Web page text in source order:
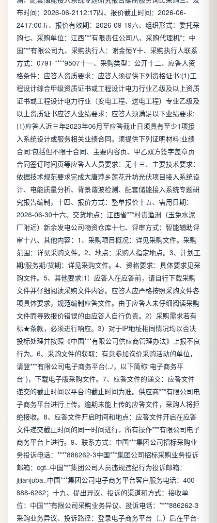
布时间：2026-06-2112:17四、报价截止时间：2026-06-
2417:00五、报价有效期：2026-09-19六、组织形式：委托采
购七、采购单位：江西***有限责任公司八、采购代理机*：中
国***有限公司九、采购执行人：谢金恒Y十、采购执行人联系
方式：0791-****9507十一、采购类型：公开十二、应答人资
格条件：应答人资质要求：应答人须提供下列资格证书:(1)工
程设计综合甲级资质证书或工程设计电力行业乙级及以上资质
证书或工程设计电力行业（变电工程、送电工程）专业乙级及
以上资质证书应答人业绩要求：应答人须满足以下业绩要求:
(1)应答人近三年2023年06月至应答截止日须具有至少1项接
入系统设计或服务相关业绩合同。须提供下列证明材料:业绩
合同:包括但不限于合同、主要内容页、甲乙双方签字盖章页
合同签订时间页等应答人人员要求：无十三、主要技术要求：
依据技术规范要求完成大唐萍乡莲花升坊光伏项目接入系统设
计、电能质量分析、背景谐波检测、配套储能接入系统专题研
究报告编制，十四、报价方式：整单报价十五、需用日期：
2026-06-30十六、交货地点：江西省***村贵渔洲（玉兔水泥
厂附近）新余发电公司物资仓库十七、评审方式：智能辅助评
审十八、其他内容：1、采购项目概况：详见采购文件。采购
范围：详见采购文件。2、地点：采购人指定地点。3、计划工
期/服务期/货期：详见采购文件。4、资格要求：具体要求见采
购文件。5、其他要求:1）应答人在应答前，请自行下载采购
文件并仔细阅读采购文件内容。应答人应严格按照采购文件各
项具体要求，规范编制应答文件。由于应答人未仔细阅读采购
文件而导致报价错误的由应答人自行负责。2）采购需求若有
标★条款，必须进行响应。3）对于IP地址相同情况均以否决
投标处理并按照《中国***有限公司供应商管理办法》上报不良
行为。6、采购文件的获取：有意参加询价采购活动的单位，
请登***有限公司电子商务平台(../，以下简称“电子商务平
台”)，下载电子版采购文件。7、应答文件的递交：应答文件
递交的截止时间以平台的截止时间为准。供应商***有限公司电
子商务平台进行上传。逾期未能上传的应答文件，采购人将拒
绝接收。8、应答文件开启时间和地点：应答文件开启在应答
文件递交截止时间的同一时间进行，所有操作***有限公司电子
商务平台上进行。9、联系方式：中国***集团公司招标采购业
务投诉电话：****886262-3中国***集团公司招标采购业务投诉
邮箱：cgt..中国***集团公司人员违规违纪行为投诉邮箱：
jijianjuba..中国***集团公司电子商务平台客户服务电话：400-
888-6262；十九、提出异议、投诉的渠道和方式：接收单
位：中国***有限公司采购业务异议、投诉电话：****886262-3
采购业务异议、投诉路径：登录电子商务平台（..）后在平台-